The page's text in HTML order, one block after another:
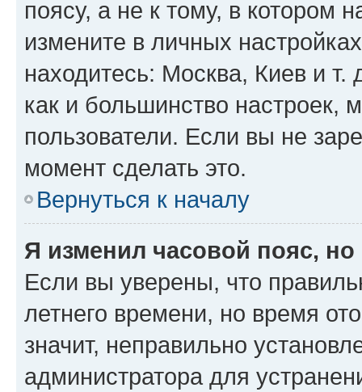
поясу, а не к тому, в котором
измените в личных
находитесь: Москва, Киев и т.
как и большинство настроек,
пользователи. Если вы не
момент сделать это.
Вернуться к началу
Я изменил часовой пояс,
Если вы уверены, что
летнего времени, но время
значит, неправильно
администратора для